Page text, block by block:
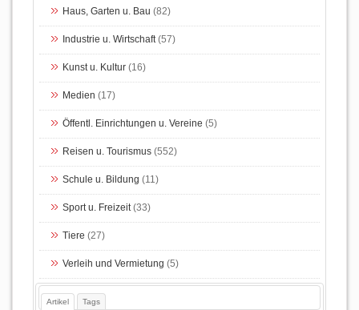
Haus, Garten u. Bau (82)
Industrie u. Wirtschaft(57)
Kunst u. Kultur (16)
Medien (17)
Öffentl. Einrichtungen u. Vereine (5)
Reisen u. Tourismus (552)
Schule u. Bildung (11)
Sport u. Freizeit(33)
Tiere (27)
Verleih und Vermietung (5)
Artikel Tags